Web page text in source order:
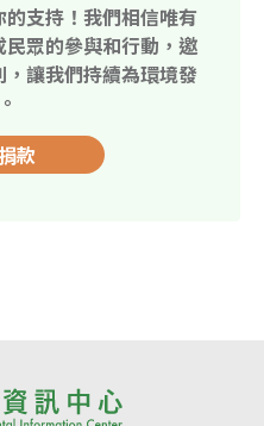
的支持！我們相信唯有
眾的參與和行動，邀
讓我們持續為環境發
款